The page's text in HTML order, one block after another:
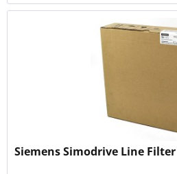
Siemens Simodrive Line